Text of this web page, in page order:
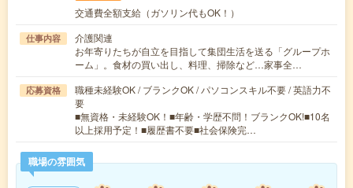
交通費全額支給（ガソリン代もOK！）
仕事内容
介護関連
お年寄りたちが自立を目指して集団生活を送る「グループホ
ーム」。食材の買い出し、料理、掃除など…家事全…
応募資格
職種未経験OK / ブランクOK / パソコンスキル不要 / 英語力不
要
■無資格・未経験OK！■年齢・学歴不問！ブランクOK!■10名
以上採用予定！■履歴書不要■社会保険完…
職場の雰囲気